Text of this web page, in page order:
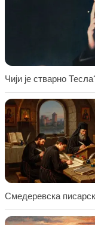
Чији је стварно
Смедеревска